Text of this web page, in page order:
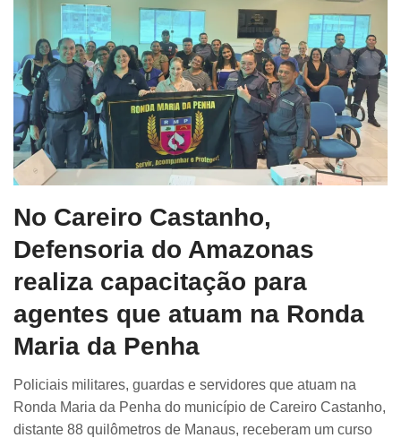
No Careiro Castanho,
Defensoria do Amazonas
realiza capacitação para
agentes que atuam na Ronda
Maria da Penha
Policiais militares, guardas e servidores que atuam na
Ronda Maria da Penha do município de Careiro Castanho,
distante 88 quilômetros de Manaus, receberam um curso